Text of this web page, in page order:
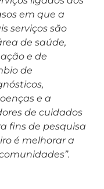
em que a
serviços são
de saúde,
e de
de
e a
de cuidados
fins de pesquisa
é melhorar a